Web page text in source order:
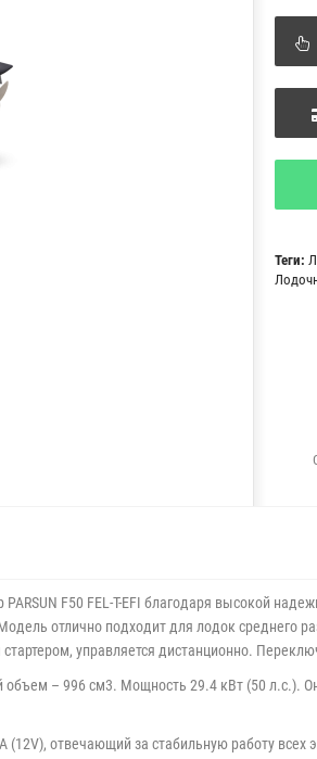
Теги:
F50 FEL-T-EFI благодаря высокой
отлично подходит для лодок среднего
управляется дистанционно.
– 996 см3. Мощность 29.4 кВт (50 л.с.).
отвечающий за стабильную работу всех